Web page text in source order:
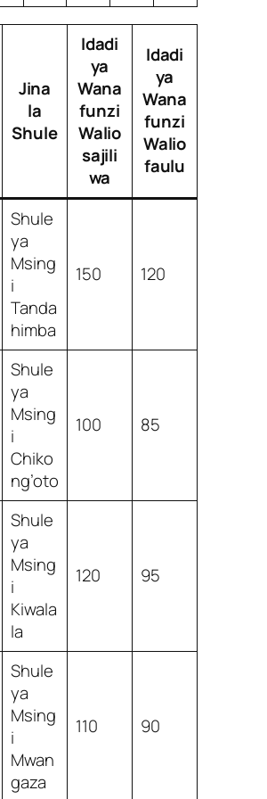
Jina
la
Shule
Idadi
ya
Wana
funzi
Walio
sajili
wa
Idadi
ya
Wana
funzi
Walio
faulu
Shule
ya
Msing
i
Tanda
himba
150 120
Shule
ya
Msing
i
Chiko
ng’oto
100 85
Shule
ya
Msing
i
Kiwala
la
120 95
Shule
ya
Msing
i
Mwan
gaza
110 90